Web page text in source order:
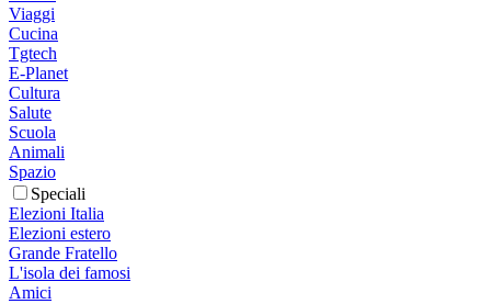
Viaggi
Cucina
Tgtech
E-Planet
Cultura
Salute
Scuola
Animali
Spazio
Speciali
Elezioni Italia
Elezioni estero
Grande Fratello
L'isola dei famosi
Amici